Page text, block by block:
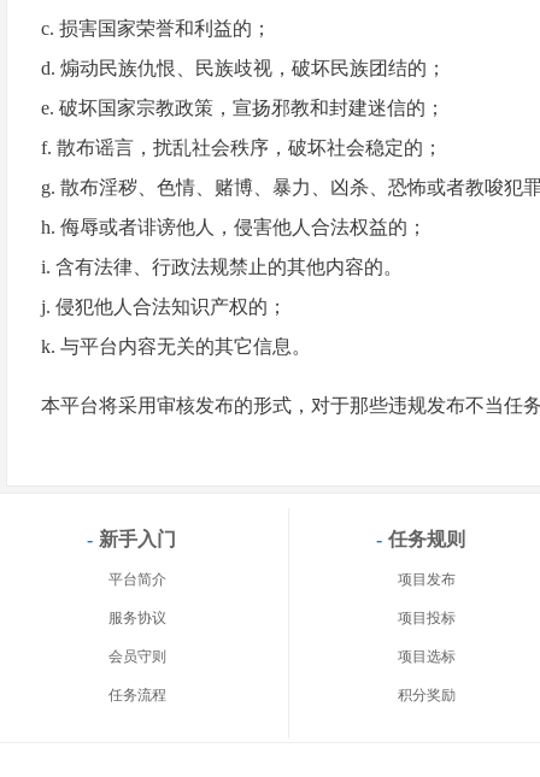
c. 损害国家荣誉和利益的；
d. 煽动民族仇恨、民族歧视，破坏民族团结的；
e. 破坏国家宗教政策，宣扬邪教和封建迷信的；
f. 散布谣言，扰乱社会秩序，破坏社会稳定的；
g. 散布淫秽、色情、赌博、暴力、凶杀、恐怖或者教唆犯
h. 侮辱或者诽谤他人，侵害他人合法权益的；
i. 含有法律、行政法规禁止的其他内容的。
j. 侵犯他人合法知识产权的；
k. 与平台内容无关的其它信息。
本平台将采用审核发布的形式，对于那些违规发布不当任
- 新手入门
平台简介
服务协议
会员守则
任务流程
- 任务规则
项目发布
项目投标
项目选标
积分奖励